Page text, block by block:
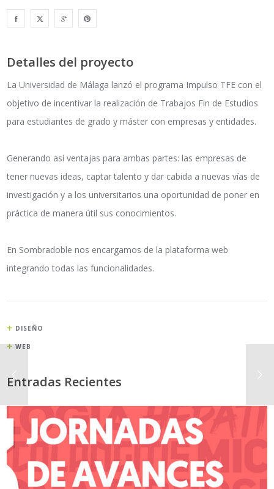
Detalles del proyecto
La Universidad de Málaga lanzó el programa Impulso TFE con el
objetivo de incentivar la realización de Trabajos Fin de Estudios
para estudiantes de grado y máster con empresas y entidades.
Generando así ventajas para ambas partes: las empresas de
tener nuevas ideas, captar talento y dar cabida a nuevas vías de
investigación y a los universitarios una oportunidad de poner en
práctica de manera útil sus conocimientos.
En Sombradoble nos encargamos de la plataforma web
integrando todas las funcionalidades.
DISEÑO
WEB
Entradas Recientes